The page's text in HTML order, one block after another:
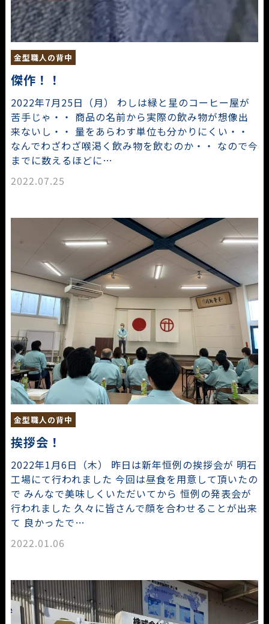
金型職人の背中
傑作！！
2022年7月25日（月） わしは緑と星のコーヒー屋が
苦手じゃ・・ 商品の名前から実際の飲み物が想像出
来ないし・・ 量をあらわす単位も分かりにくい・・
なんでわざわざ喉渇く飲み物を飲むのか・・ なので今
までに数えるほどに…
2022.07.25
金型職人の背中
挨拶会！
2022年1月6日（木） 昨日は新年恒例の挨拶会が 明石
工場にて行われました 今回は昼食を用意して頂いたの
で みんなで美味しくいただいてから 恒例の発表会が
行われました 久々に皆さんで顔を合わせることが出来
て 良かったで…
2022.01.06